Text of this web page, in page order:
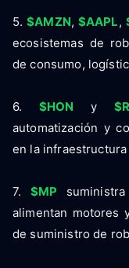
5.$AMZN, $AAPL,
ecosistemas de
de consumo,
6. $HON y
automatización y
en la
7. $MP
alimentan motores
de suministro de